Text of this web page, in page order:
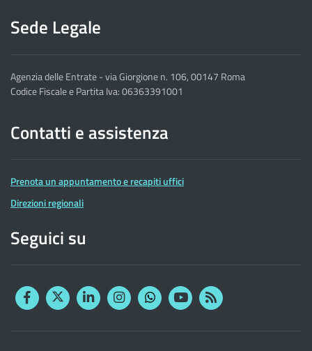
Sede Legale
Agenzia delle Entrate - via Giorgione n. 106, 00147 Roma
Codice Fiscale e Partita Iva: 06363391001
Contatti e assistenza
Prenota un appuntamento e recapiti uffici
Direzioni regionali
Seguici su
FacebookTwitterLinkedinInstagram
YouTubeRSS